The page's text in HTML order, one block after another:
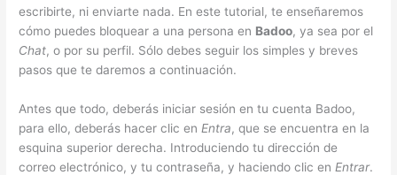
escribirte, ni enviarte nada. En este tutorial, te enseñaremos
cómo puedes bloquear a una persona en Badoo, ya sea por el
Chat, o por su perfil. Sólo debes seguir los simples y breves
pasos que te daremos a continuación.
Antes que todo, deberás iniciar sesión en tu cuenta Badoo,
para ello, deberás hacer clic en Entra, que se encuentra en la
esquina superior derecha. Introduciendo tu dirección de
correo electrónico, y tu contraseña, y haciendo clic en Entrar.